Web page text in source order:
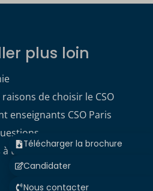
Télécharger la brochure
Candidater
Nous contacter
plus loin
de choisir le CSO
enseignants CSO Paris
à télécharger